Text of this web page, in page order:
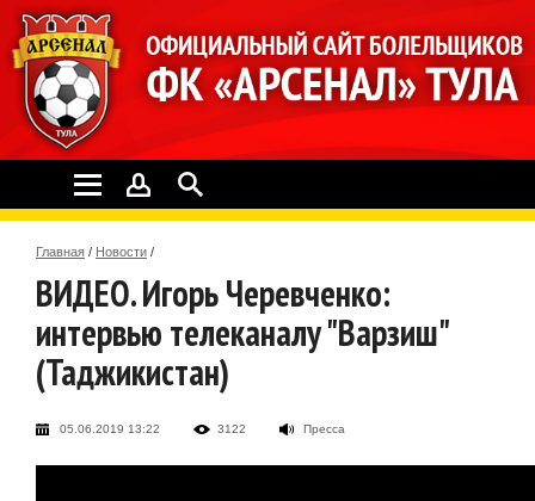
Главная / Новости /
ВИДЕО. Игорь Черевченко:
интервью телеканалу "Варзиш"
(Таджикистан)
05.06.2019 13:22 3122 Пресса